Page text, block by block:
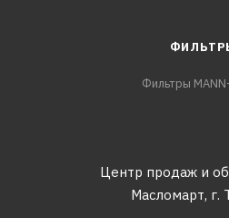
Фильтры
Центр продаж и
Масломарт, г.